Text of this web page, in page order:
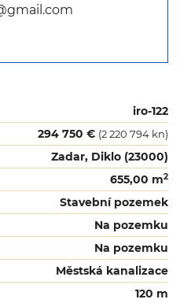
iro-122
294 750 € (2 220 794 kn)
Zadar, Diklo (23000)
655,00 m2
Stavební pozemek
Na pozemku
Na pozemku
Městská kanalizace
120 m